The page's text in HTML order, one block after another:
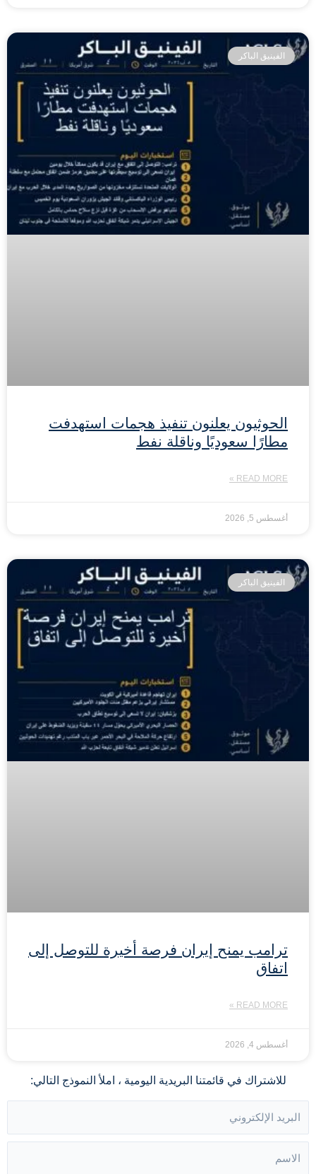
الفينيق الباكر
الحوثيون يعلنون تنفيذ هجمات استهدفت
مطارًا سعوديًا وناقلة نفط
READ MORE »
أغسطس 5, 2026
الفينيق الباكر
ترامب يمنح إيران فرصة أخيرة للتوصل إلى
اتفاق
READ MORE »
أغسطس 4, 2026
للاشتراك في قائمتنا البريدية اليومية ، املأ النموذج التالي: